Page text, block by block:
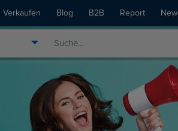
Verkaufen Blog B2B Report